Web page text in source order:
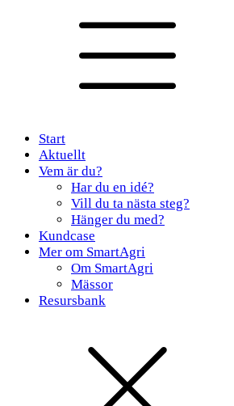
Start
Aktuellt
Vem är du?
Har du en idé?
Vill du ta nästa steg?
Hänger du med?
Kundcase
Mer om SmartAgri
Om SmartAgri
Mässor
Resursbank